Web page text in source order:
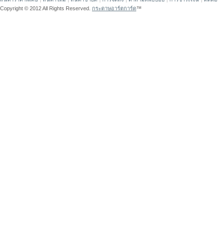
Copyright © 2012 All Rights Reserved. กระดาษอาร์ตการ์ด™